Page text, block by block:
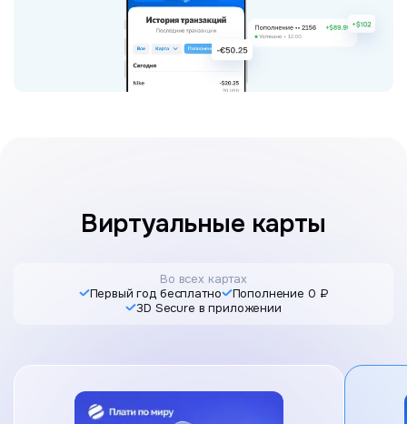
Виртуальные карты
Во всех картах
Первый год бесплатно
Пополнение 0 ₽
3D Secure в приложении